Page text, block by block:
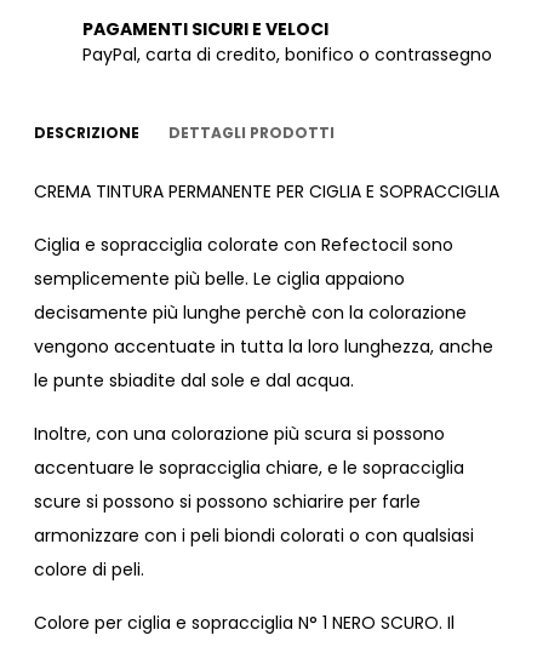
PAGAMENTI SICURI E VELOCI
PayPal, carta di credito, bonifico o contrassegno
DESCRIZIONE DETTAGLI PRODOTTI
CREMA TINTURA PERMANENTE PER CIGLIA E SOPRACCIGLIA
Ciglia e sopracciglia colorate con Refectocil sono
semplicemente più belle. Le ciglia appaiono
decisamente più lunghe perchè con la colorazione
vengono accentuate in tutta la loro lunghezza, anche
le punte sbiadite dal sole e dal acqua.
Inoltre, con una colorazione più scura si possono
accentuare le sopracciglia chiare, e le sopracciglia
scure si possono si possono schiarire per farle
armonizzare con i peli biondi colorati o con qualsiasi
colore di peli.
Colore per ciglia e sopracciglia N° 1 NERO SCURO. Il